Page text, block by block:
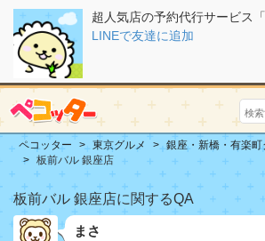
超人気店の予約代行サービス「
LINEで友達に追加
ペコッター 東京グルメ
銀座・新橋・有楽町
板前バル 銀座店
板前バル 銀座店に関するQA
まさ